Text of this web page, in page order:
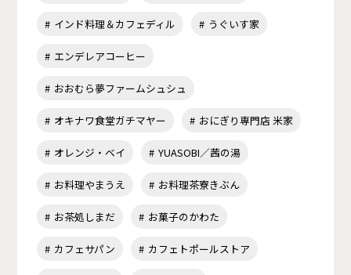
インド料理＆カフェディル うぐいす家
エンデレアコーヒー
おおむら夢ファームシュシュ
オキナワ食堂ガチマヤー おにぎり専門店 米家
オレンジ・ベイ YUASOBI／茜の湯
お料理やまうえ お料理茶寮きぶん
お茶処しまだ お菓子のかわた
カフェサパン カフェトポールストア